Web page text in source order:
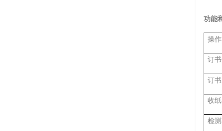
功能
操
订
订
收
检